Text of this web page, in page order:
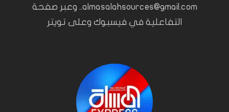
almasalahsources@gmail.com.. وعبر صفحة
التفاعلية في فيسبوك وعلى تويتر